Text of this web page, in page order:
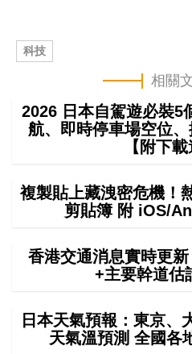
科技
相關
2026 日本自駕遊必裝5
航、即時停車場空位
【附下載
複製貼上藏洩密危機！
剪貼簿 附 iOS/
香港交通消息實時更
+主要幹道估
日本天氣預報：東京、
天氣溫預測 全國各